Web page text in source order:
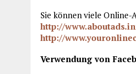
Sie können viele Online-
http://
http://
Verwendung von